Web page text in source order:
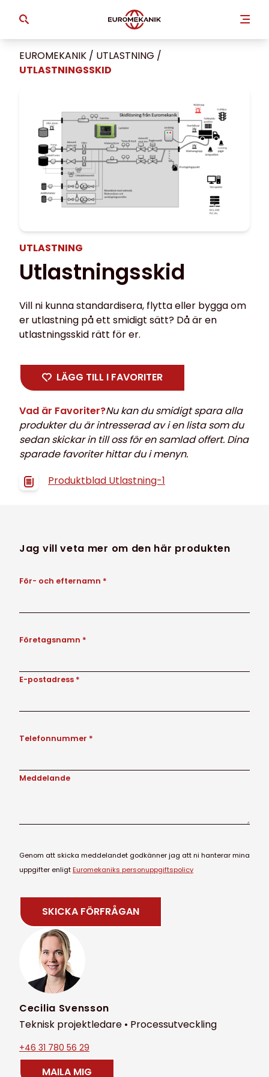
EUROMEKANIK / UTLASTNING /
UTLASTNINGSSKID
UTLASTNING
Utlastningsskid
Vill ni kunna standardisera, flytta eller bygga om
er utlastning på ett smidigt sätt? Då är en
utlastningsskid rätt för er.
LÄGG TILL I FAVORITER
Vad är Favoriter?Nu kan du smidigt spara alla
produkter du är intresserad av i en lista som du
sedan skickar in till oss för en samlad offert. Dina
sparade favoriter hittar du i menyn.
Produktblad Utlastning-1
Jag vill veta mer om den här produkten
För- och efternamn *
Företagsnamn *
E-postadress *
Telefonnummer *
Meddelande
Genom att skicka meddelandet godkänner jag att ni hanterar mina
uppgifter enligtEuromekaniks personuppgiftspolicy
Cecilia Svensson
Teknisk projektledare • Processutveckling
+46 31 780 56 29
MAILA MIG